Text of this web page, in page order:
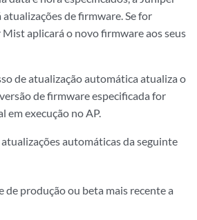
de firmware. Se for
aplicará o novo firmware aos seus
de atualização automática atualiza o
de firmware especificada for
em execução no AP.
automáticas da seguinte
de produção ou beta mais recente a